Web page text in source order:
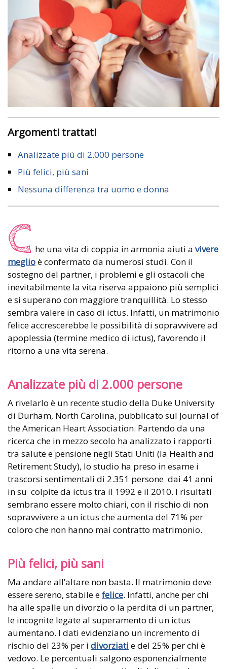
Argomenti trattati
Analizzate più di 2.000 persone
Più felici, più sani
Nessuna differenza tra uomo e donna
C he una vita di coppia in armonia aiuti a vivere
meglioè confermato da numerosi studi. Con il
sostegno del partner, i problemi e gli ostacoli che
inevitabilmente la vita riserva appaiono più semplici
e si superano con maggiore tranquillità. Lo stesso
sembra valere in caso di ictus. Infatti, un matrimonio
felice accrescerebbe le possibilità di sopravvivere ad
apoplessia (termine medico di ictus), favorendo il
ritorno a una vita serena.
Analizzate più di 2.000 persone
A rivelarlo è un recente studio della Duke University
di Durham, North Carolina, pubblicato sul Journal of
the American Heart Association. Partendo da una
ricerca che in mezzo secolo ha analizzato i rapporti
tra salute e pensione negli Stati Uniti (la Health and
Retirement Study), lo studio ha preso in esame i
trascorsi sentimentali di 2.351 persone dai 41 anni
in su colpite da ictus tra il 1992 e il 2010. I risultati
sembrano essere molto chiari, con il rischio di non
sopravvivere a un ictus che aumenta del 71% per
coloro che non hanno mai contratto matrimonio.
Più felici, più sani
Ma andare all’altare non basta. Il matrimonio deve
essere sereno, stabile efelice. Infatti, anche per chi
ha alle spalle un divorzio o la perdita di un partner,
le incognite legate al superamento di un ictus
aumentano. I dati evidenziano un incremento di
rischio del 23% per i divorziati e del 25% per chi è
vedovo. Le percentuali salgono esponenzialmente